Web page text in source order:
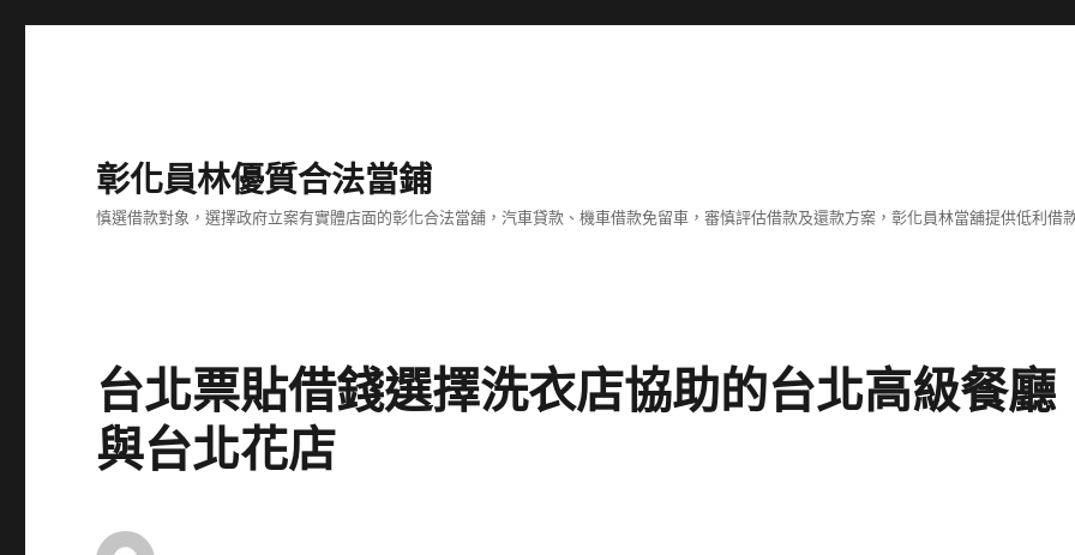
彰化員林優質合法當鋪
慎選借款對象，選擇政府立案有實體店面的彰化合法當舖，汽車貸款、機車借款免留車，審慎評估借款及還款方案，彰化員林當舖提供低利借
台北票貼借錢選擇洗衣店協助的台北高級餐廳
與台北花店